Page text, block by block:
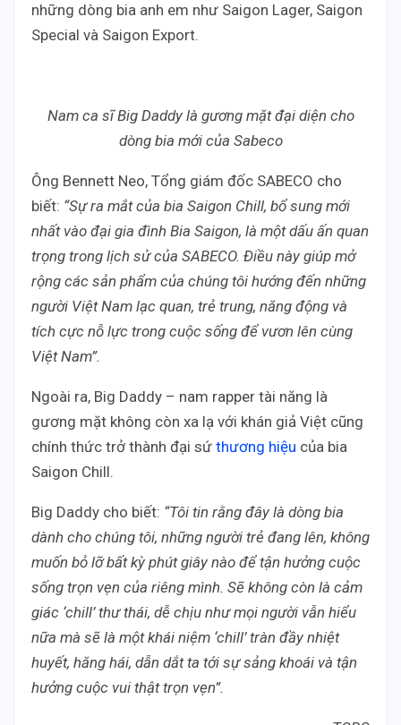
những dòng bia anh em như Saigon Lager, Saigon
Special và Saigon Export.
Nam ca sĩ Big Daddy là gương mặt đại diện cho
dòng bia mới của Sabeco
Ông Bennett Neo, Tổng giám đốc SABECO cho
biết: “Sự ra mắt của bia Saigon Chill, bổ sung mới
nhất vào đại gia đình Bia Saigon, là một dấu ấn quan
trọng trong lịch sử của SABECO. Điều này giúp mở
rộng các sản phẩm của chúng tôi hướng đến những
người Việt Nam lạc quan, trẻ trung, năng động và
tích cực nỗ lực trong cuộc sống để vươn lên cùng
Việt Nam”.
Ngoài ra, Big Daddy – nam rapper tài năng là
gương mặt không còn xa lạ với khán giả Việt cũng
chính thức trở thành đại sứ thương hiệu của bia
Saigon Chill.
Big Daddy cho biết: “Tôi tin rằng đây là dòng bia
dành cho chúng tôi, những người trẻ đang lên, không
muốn bỏ lỡ bất kỳ phút giây nào để tận hưởng cuộc
sống trọn vẹn của riêng mình. Sẽ không còn là cảm
giác ‘chill’ thư thái, dễ chịu như mọi người vẫn hiểu
nữa mà sẽ là một khái niệm ‘chill’ tràn đầy nhiệt
huyết, hăng hái, dẫn dắt ta tới sự sảng khoái và tận
hưởng cuộc vui thật trọn vẹn”.